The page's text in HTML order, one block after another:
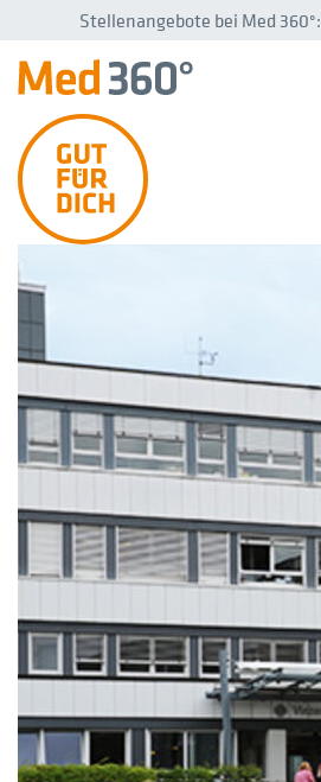
Stellenangebote bei Med 360°: